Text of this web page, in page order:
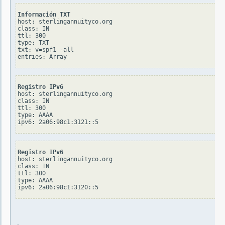
Información TXT
host: sterlingannuityco.org
class: IN
ttl: 300
type: TXT
txt: v=spf1 -all
Registro IPv6
host: sterlingannuityco.org
class: IN
ttl: 300
type: AAAA
Registro IPv6
host: sterlingannuityco.org
class: IN
ttl: 300
type: AAAA